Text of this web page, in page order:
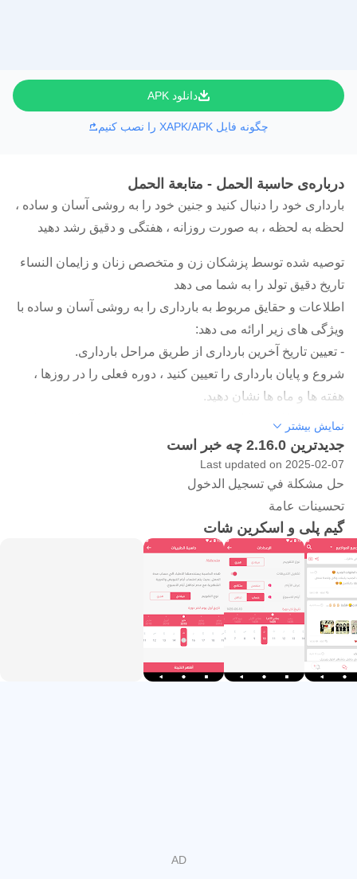
دانلود APK
چگونه فایل XAPK/APK را نصب کنیم
درباره‌ی حاسبة الحمل - متابعة الحمل
بارداری خود را دنبال کنید و جنین خود را به روشی آسان و ساده ،
لحظه به لحظه ، به صورت روزانه ، هفتگی و دقیق رشد دهید
توصیه شده توسط پزشکان زن و متخصص زنان و زایمان النساء
تاریخ دقیق تولد را به شما می دهد
اطلاعات و حقایق مربوط به بارداری را به روشی آسان و ساده با
ویژگی های زیر ارائه می دهد:
- تعیین تاریخ آخرین بارداری از طریق مراحل بارداری.
شروع و پایان بارداری را تعیین کنید ، دوره فعلی را در روزها ،
هفته ها و ماه ها نشان دهید.
حقایق و اطلاعات کلی در مورد بارداری را در اختیار کاربر قرار
دهید.
ویژگی افزودن هشدارهای برنامه ریزی شده برای کمک به خانم
باردار با یادآوری تاریخهای مهم او ، مانند مراجعه به پزشک ،
مصرف دارو یا زمان استراحت.
- در هر هفته از بارداری ، یک زن باردار می تواند تمام اطلاعات
مربوط به جنین یا درباره زن باردار را مشاهده کند.
- تقویم هجری و گرگوری را پشتیبانی می کند.
یک جامعه تعاملی برای زنان باردار ، که در آن سوالات ، سوالات
خود را مطرح می کنید ، و تجربیات و تجربیات خود را با زنان
باردار از همه کشورها به اشتراک می گذارید. 😍
- میزبانی از پزشکان مشاور زن در زمینه زنان و زایمان ، جراحی
و پلاستیک زنان و زایمان و جراحی.
نمایش بیشتر
جدیدترین 2.16.0 چه خبر است
Last updated on 2025-02-07
حل مشكلة في تسجيل الدخول
تحسينات عامة
گیم پلی و اسکرین شات